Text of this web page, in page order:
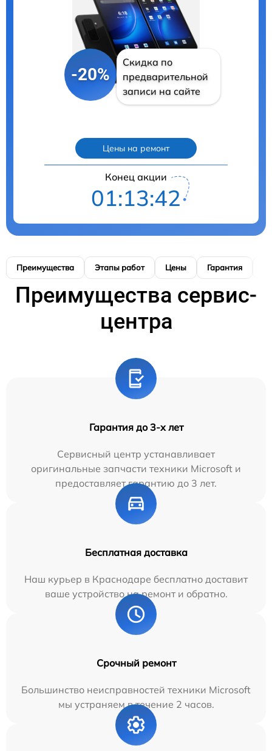
-20%
Скидка по
предварительной
записи на сайте
Цены на ремонт
Конец акции
01:13:41
Преимущества Этапы работ Цены Гарантия
Преимущества сервис-
центра
Гарантия до 3-х лет
Сервисный центр устанавливает
оригинальные запчасти техники Microsoft и
предоставляет гарантию до 3 лет.
Бесплатная доставка
Наш курьер в Краснодаре бесплатно доставит
ваше устройство на ремонт и обратно.
Срочный ремонт
Большинство неисправностей техники Microsoft
мы устраняем в течение 2 часов.